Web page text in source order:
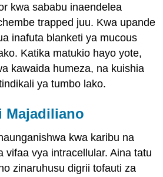
kwa sababu inaendelea
trapped juu. Kwa upande
inafuta blanketi ya mucous
Katika matukio hayo yote,
kawaida humeza, na kuishia
ya tumbo lako.
Majadiliano
kwa karibu na
vifaa vya intracellular. Aina tatu
zinaruhusu digrii tofauti za